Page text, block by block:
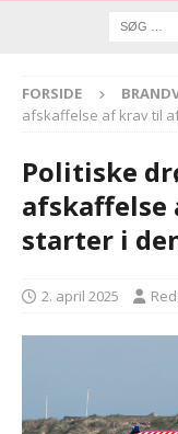
FORSIDE
afskaffelse af krav til
Politiske
starter i
2. april 2025